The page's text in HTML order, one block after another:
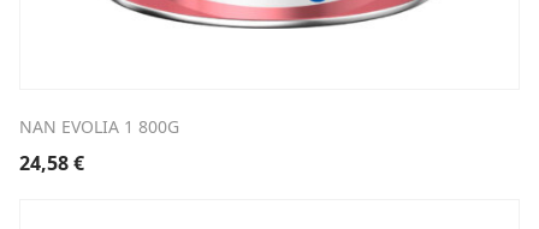
NAN EVOLIA 1 800G
24,58€